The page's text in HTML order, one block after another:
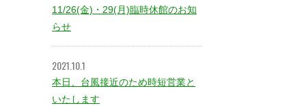
11/26(金)・29(月)臨時休館のお知
らせ
2021.10.1
本日、台風接近のため時短営業と
いたします